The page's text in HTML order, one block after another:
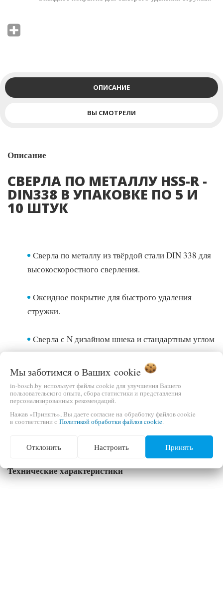
ОПИСАНИЕ
ВЫ СМОТРЕЛИ
Описание
СВЕРЛА ПО МЕТАЛЛУ HSS-R -
DIN338 В УПАКОВКЕ ПО 5 И
10 ШТУК
Сверла по металлу из твёрдой стали DIN 338 для
высокоскоростного сверления.
Оксидное покрытие для быстрого удаления
стружки.
Сверла с N дизайном шнека и стандартным углом
наклона канавки.
Для сверления стали, чугуна, других маталлов и
сплавов с пределом прочности на разрыв 800 Н/
Технические характеристики
Мы заботимся о Ваших cookie
in-bosch.by использует файлы cookie для улучшения Вашего
пользовательского опыта, сбора статистики и представления
персонализированных рекомендаций.
Нажав «Принять», Вы даете согласие на обработку файлов cookie
в соответствии с Политикой обработки файлов cookie.
Отклонить Настроить Принять